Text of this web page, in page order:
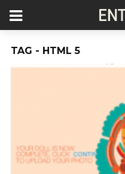
TAG - HTML 5